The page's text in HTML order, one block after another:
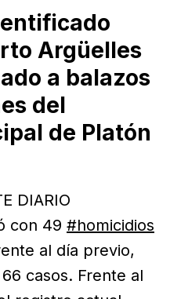
Argüelles
a balazos
del
de Platón
DIARIO
con 49 #homicidios
al día previo,
casos. Frente al